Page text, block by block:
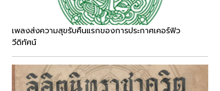
เพลงส่งความสุขรับคืนแรกของการประกาศเคอร์ฟิว
วีดิทัศน์